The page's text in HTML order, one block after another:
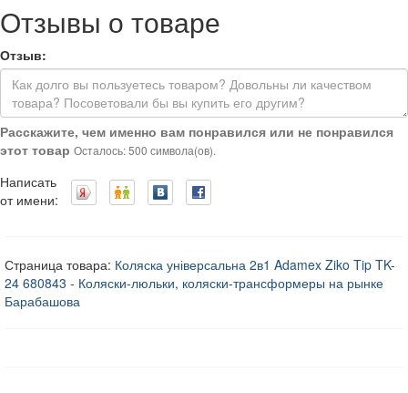
Отзывы о товаре
Отзыв:
Расскажите, чем именно вам понравился или не понравился
этот товар Осталось: 500 символа(ов).
Написать
от имени:
Страница товара: Коляска універсальна 2в1 Adamex Ziko Tip TK-
24 680843 - Коляски-люльки, коляски-трансформеры на рынке
Барабашова